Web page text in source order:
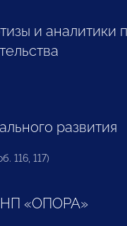
и аналитики
развития
116, 117)
«ОПОРА»